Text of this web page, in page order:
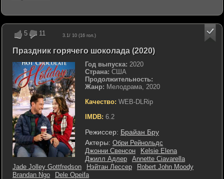
5 11 3.1/ 10 (16 гол.)
Праздник горячего шоколада (2020)
Год выпуска: 2020
Страна: США
Продолжительность:
Жанр: Мелодрама, 2020
Качество: WEB-DLRip
IMDB: 6.2
Режиссер: Брайан Бру
Актеры: Обри Рейнольдс
Джонни Свенсон
Kelsie Elena
Джилл Адлер
Annette Ciavarella
Jade Jolley Gottfredson
Нэйтан Лессер
Robert John Moody
Brandan Ngo
Dele Opeifa